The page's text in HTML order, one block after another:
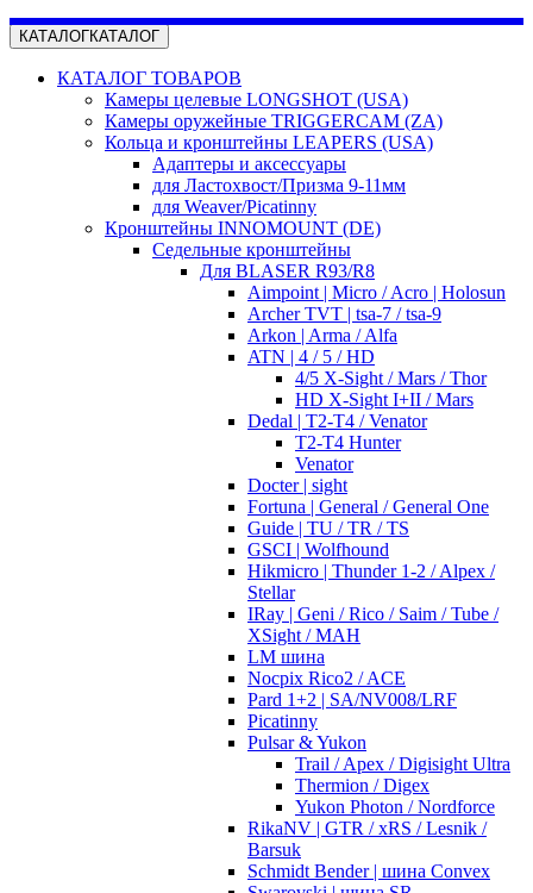
КАТАЛОГКАТАЛОГ
КАТАЛОГ ТОВАРОВ
Камеры целевые LONGSHOT (USA)
Камеры оружейные TRIGGERCAM (ZA)
Кольца и кронштейны LEAPERS (USA)
Адаптеры и аксессуары
для Ластохвост/Призма 9-11мм
для Weaver/Picatinny
Кронштейны INNOMOUNT (DE)
Седельные кронштейны
Для BLASER R93/R8
Aimpoint | Micro / Acro | Holosun
Archer TVT | tsa-7 / tsa-9
Arkon | Arma / Alfa
ATN | 4 / 5 / HD
4/5 X-Sight / Mars / Thor
HD X-Sight I+II / Mars
Dedal | T2-T4 / Venator
T2-T4 Hunter
Venator
Docter | sight
Fortuna | General / General One
Guide | TU / TR / TS
GSCI | Wolfhound
Hikmicro | Thunder 1-2 / Alpex /
Stellar
IRay | Geni / Rico / Saim / Tube /
XSight / MAH
LM шина
Nocpix Rico2 / ACE
Pard 1+2 | SA/NV008/LRF
Picatinny
Pulsar & Yukon
Trail / Apex / Digisight Ultra
Thermion / Digex
Yukon Photon / Nordforce
RikaNV | GTR / xRS / Lesnik /
Barsuk
Schmidt Bender | шина Convex